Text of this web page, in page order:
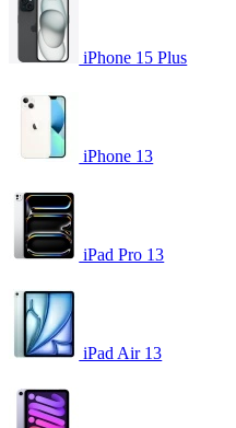
iPhone 15 Plus
iPhone 13
iPad Pro 13
iPad Air 13